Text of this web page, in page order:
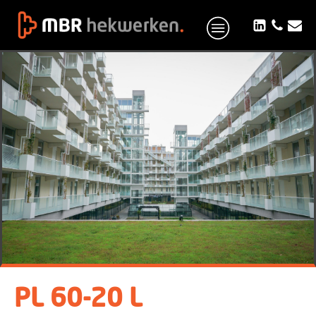
PL 60-20 L